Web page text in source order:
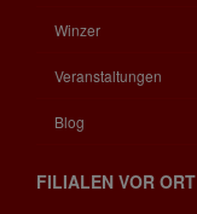
Winzer
Veranstaltungen
Blog
FILIALEN VOR ORT